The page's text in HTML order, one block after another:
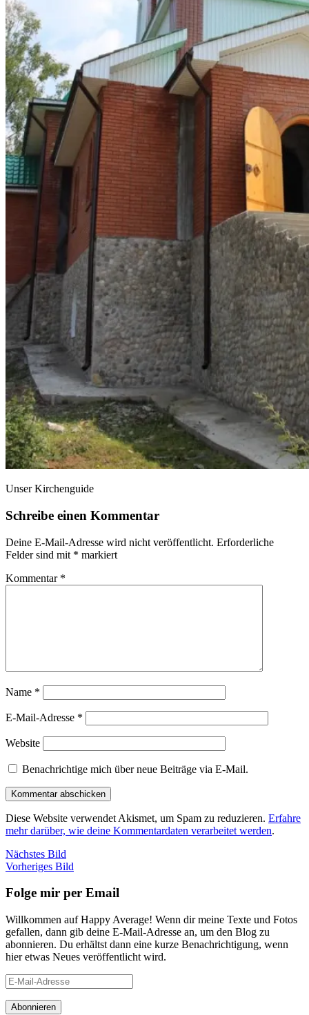
Unser Kirchenguide
Schreibe einen Kommentar
Deine E-Mail-Adresse wird nicht veröffentlicht. Erforderliche
Felder sind mit * markiert
Kommentar *
Name *
E-Mail-Adresse *
Website
Benachrichtige mich über neue Beiträge via E-Mail.
Diese Website verwendet Akismet, um Spam zu reduzieren. Erfahre
mehr darüber, wie deine Kommentardaten verarbeitet werden.
Nächstes Bild
Vorheriges Bild
Folge mir per Email
Willkommen auf Happy Average! Wenn dir meine Texte und Fotos
gefallen, dann gib deine E-Mail-Adresse an, um den Blog zu
abonnieren. Du erhältst dann eine kurze Benachrichtigung, wenn
hier etwas Neues veröffentlicht wird.
E-
Mail-
Adresse
Abonnieren